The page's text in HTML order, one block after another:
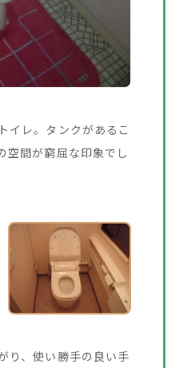
イレ。タンクがあるこ
空間が窮屈な印象でし
り、使い勝手の良い手